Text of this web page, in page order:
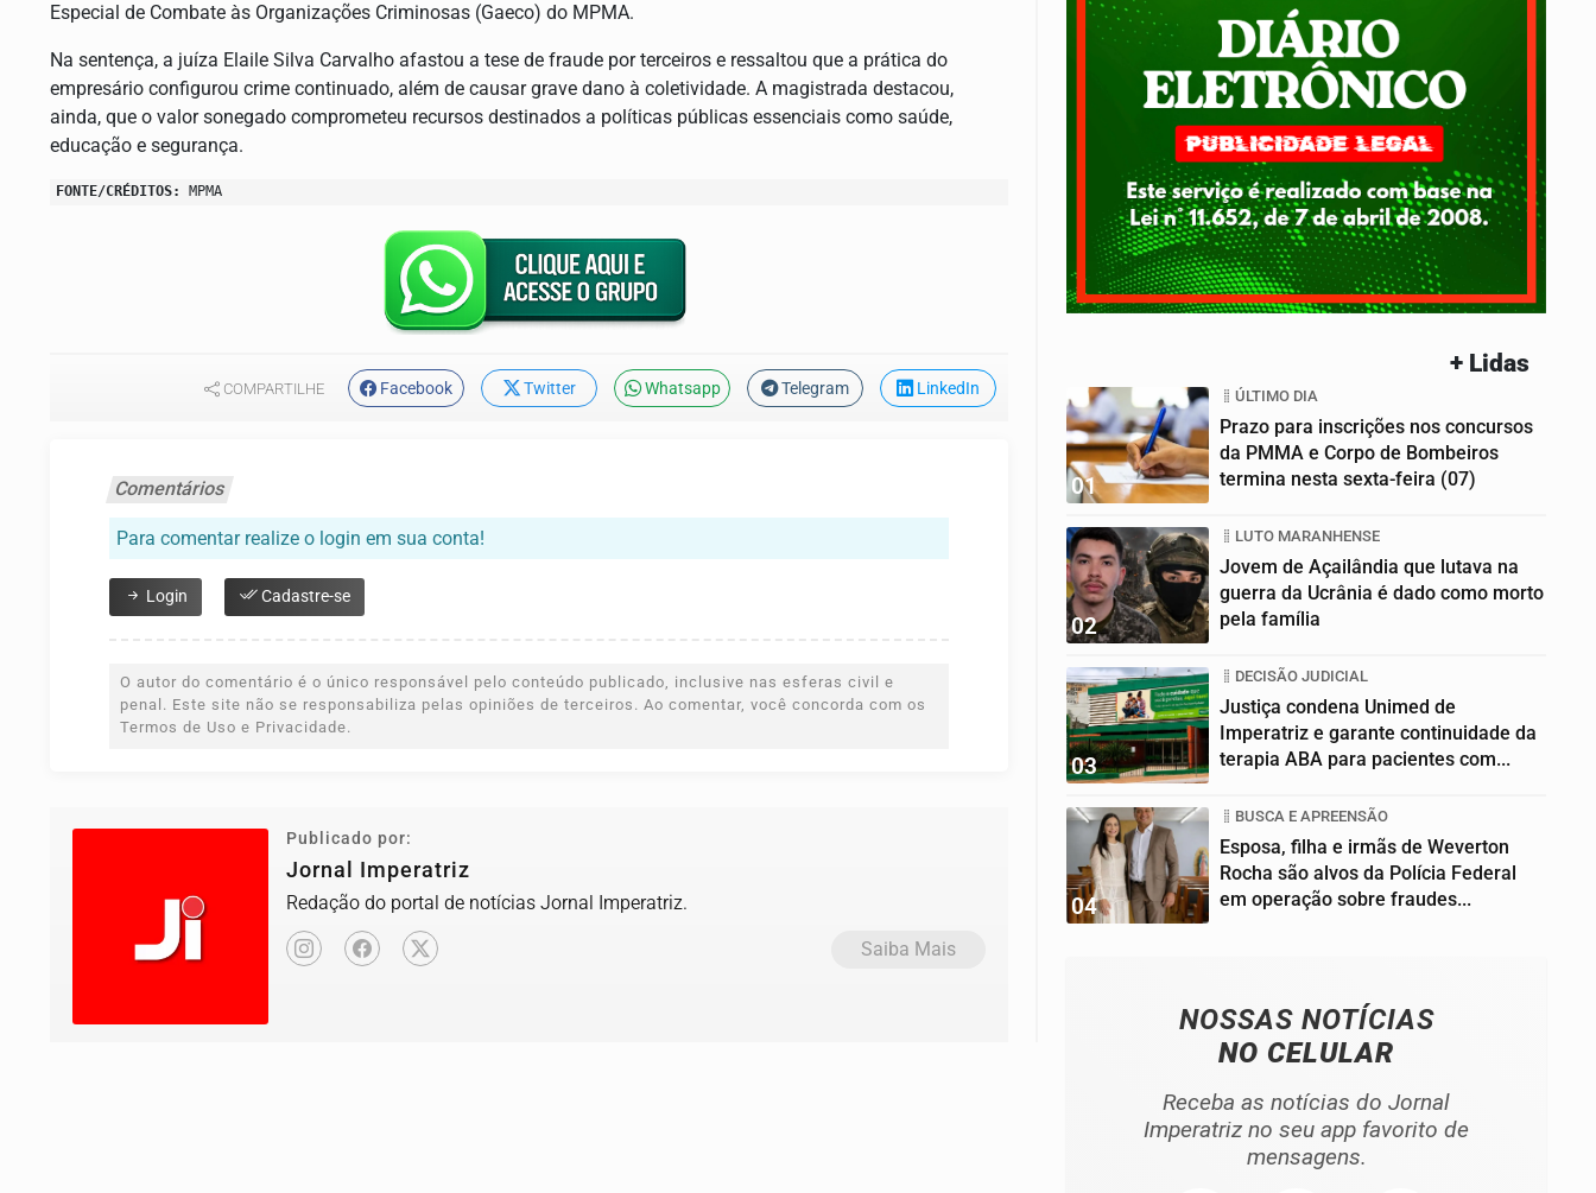
Especial de Combate às Organizações Criminosas (Gaeco) do MPMA.
Na sentença, a juíza Elaile Silva Carvalho afastou a tese de fraude por terceiros e ressaltou que a prática do
empresário configurou crime continuado, além de causar grave dano à coletividade. A magistrada destacou,
ainda, que o valor sonegado comprometeu recursos destinados a políticas públicas essenciais como saúde,
educação e segurança.
FONTE/CRÉDITOS: MPMA
COMPARTILHE Facebook Twitter Whatsapp Telegram LinkedIn
Comentários
Para comentar realize o login em sua conta!
Login Cadastre-se
O autor do comentário é o único responsável pelo conteúdo publicado, inclusive nas esferas civil e
penal. Este site não se responsabiliza pelas opiniões de terceiros. Ao comentar, você concorda com os
Termos de Uso e Privacidade.
Publicado por:
Jornal Imperatriz
Redação do portal de notícias Jornal Imperatriz.
Saiba Mais
+ Lidas
01
ÚLTIMO DIA
Prazo para inscrições nos concursos
da PMMA e Corpo de Bombeiros
termina nesta sexta-feira (07)
02
LUTO MARANHENSE
Jovem de Açailândia que lutava na
guerra da Ucrânia é dado como morto
pela família
03
DECISÃO JUDICIAL
Justiça condena Unimed de
Imperatriz e garante continuidade da
terapia ABA para pacientes com...
04
BUSCA E APREENSÃO
Esposa, filha e irmãs de Weverton
Rocha são alvos da Polícia Federal
em operação sobre fraudes...
NOSSAS NOTÍCIAS
NO CELULAR
Receba as notícias do Jornal
Imperatriz no seu app favorito de
mensagens.